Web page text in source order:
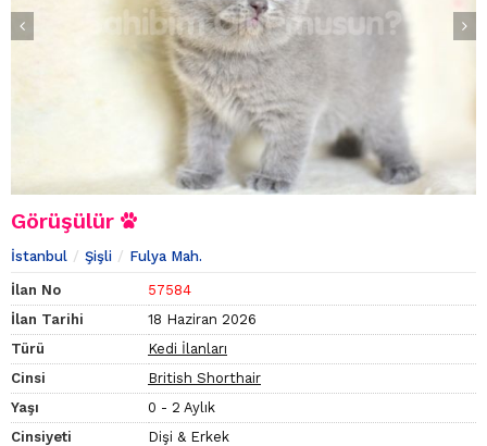
Görüşülür
İstanbul Şişli Fulya Mah.
İlan No
57584
İlan Tarihi
18 Haziran 2026
Türü
Kedi İlanları
Cinsi
British Shorthair
Yaşı
0 - 2 Aylık
Cinsiyeti
Dişi & Erkek